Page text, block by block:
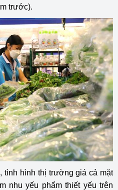
trước).
tình hình thị trường giá cả mặt
nhu yếu phẩm thiết yếu trên